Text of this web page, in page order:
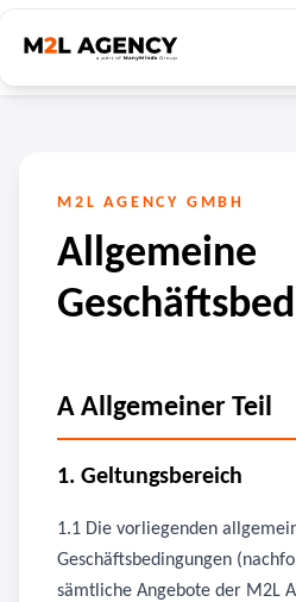
M2L AGENCY GMBH
Allgemeine
A Allgemeiner Teil
1. Geltungsbereich
1.1 Die vorliegenden
Geschäftsbedingungen
sämtliche Angebote der M2L